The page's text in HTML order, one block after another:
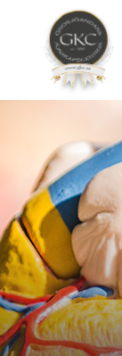
Gå till innehåll